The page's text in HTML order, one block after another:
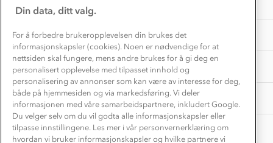
on
Aug
2026
OM OSS
TIPS OG RÅD
Store størrelser
Turmat oppskrifter
Beredskap
AKTIVITETER
Storms turtips🐿️
Leirskole 🥾
Barnehageansatt
Tips til hyttetur
Din data, ditt valg.
For å forbedre brukeropplevelsen din brukes det
informasjonskapsler (cookies). Noen er nødvendige for at
nettsiden skal fungere, mens andre brukes for å gi deg en
personalisert opplevelse med tilpasset innhold og
personalisering av annonser som kan være av interesse for deg,
både på hjemmesiden og via markedsføring. Vi deler
informasjonen med våre samarbeidspartnere, inkludert Google.
Du velger selv om du vil godta alle informasjonskapsler eller
tilpasse innstillingene. Les mer i vår personvernerklæring om
hvordan vi bruker informasjonskapsler og hvilke partnere vi